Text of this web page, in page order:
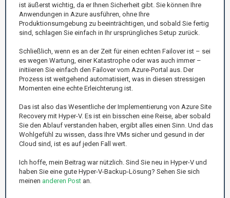
ist äußerst wichtig, da er Ihnen Sicherheit gibt. Sie können Ihre
Anwendungen in Azure ausführen, ohne Ihre
Produktionsumgebung zu beeinträchtigen, und sobald Sie fertig
sind, schlagen Sie einfach in Ihr ursprüngliches Setup zurück.
Schließlich, wenn es an der Zeit für einen echten Failover ist – sei
es wegen Wartung, einer Katastrophe oder was auch immer –
initiieren Sie einfach den Failover vom Azure-Portal aus. Der
Prozess ist weitgehend automatisiert, was in diesen stressigen
Momenten eine echte Erleichterung ist.
Das ist also das Wesentliche der Implementierung von Azure Site
Recovery mit Hyper-V. Es ist ein bisschen eine Reise, aber sobald
Sie den Ablauf verstanden haben, ergibt alles einen Sinn. Und das
Wohlgefühl zu wissen, dass Ihre VMs sicher und gesund in der
Cloud sind, ist es auf jeden Fall wert.
Ich hoffe, mein Beitrag war nützlich. Sind Sie neu in Hyper-V und
haben Sie eine gute Hyper-V-Backup-Lösung? Sehen Sie sich
meinen anderen Post an.